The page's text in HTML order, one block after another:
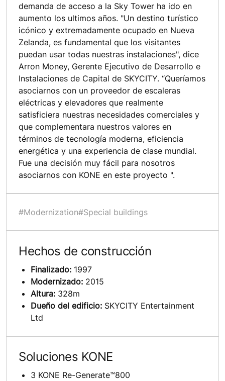
demanda de acceso a la Sky Tower ha ido en
aumento los ultimos años. "Un destino turístico
icónico y extremadamente ocupado en Nueva
Zelanda, es fundamental que los visitantes
puedan usar todas nuestras instalaciones", dice
Arron Money, Gerente Ejecutivo de Desarrollo e
Instalaciones de Capital de SKYCITY. “Queríamos
asociarnos con un proveedor de escaleras
eléctricas y elevadores que realmente
satisficiera nuestras necesidades comerciales y
que complementara nuestros valores en
términos de tecnología moderna, eficiencia
energética y una experiencia de clase mundial.
Fue una decisión muy fácil para nosotros
asociarnos con KONE en este proyecto ".
#Modernization#Special buildings
Hechos de construcción
Finalizado: 1997
Modernizado: 2015
Altura: 328m
Dueño del edificio: SKYCITY Entertainment
Ltd
Soluciones KONE
3 KONE Re-Generate™800